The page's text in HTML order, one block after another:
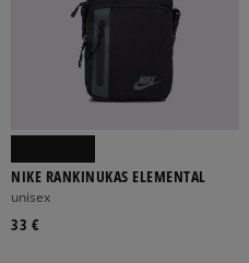
NIKE RANKINUKAS ELEMENTAL
unisex
33 €